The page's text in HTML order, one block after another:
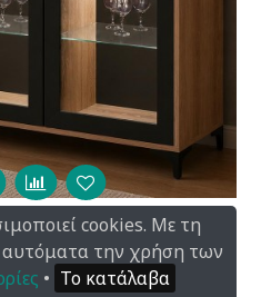
καπλαμά ελληνικής
cookies. Με τη
την χρήση των
• Το κατάλαβα